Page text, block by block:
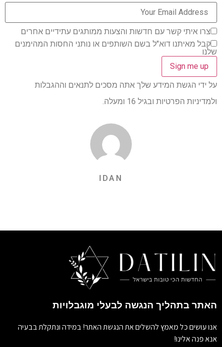
צרו איתי קשר עם חדשות והצעות ממותגים עתידיים אחרים
קבל מאיתנו דוא"ל בשם השותפים או נותני החסות המהימנים
שלנו
על ידי הגשת המידע שלך אתה מסכים לתנאים וההגבלות
ולמדיניות הפרטיות ובגיל 16 ומעלה.
IDAN
האתר בתהליך הנגשה לבעלי מוגבלויות
אנו עושים כל מאמץ להשלים את הנגשת האתר! במידה ונתקלת בבעיה
אנא פנה אלינו!